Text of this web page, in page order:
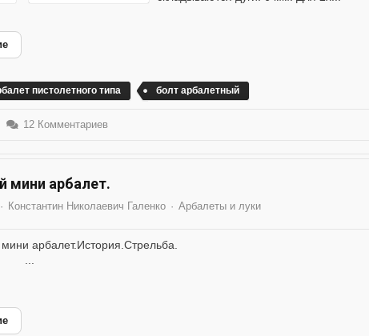
пистолетного типа болт арбалетный
12 Комментариев
мини арбалет.
Константин Николаевич Галенко Арбалеты и луки